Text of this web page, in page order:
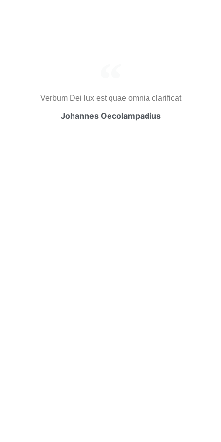
Verbum Dei lux est quae omnia clarificat
Johannes Oecolampadius